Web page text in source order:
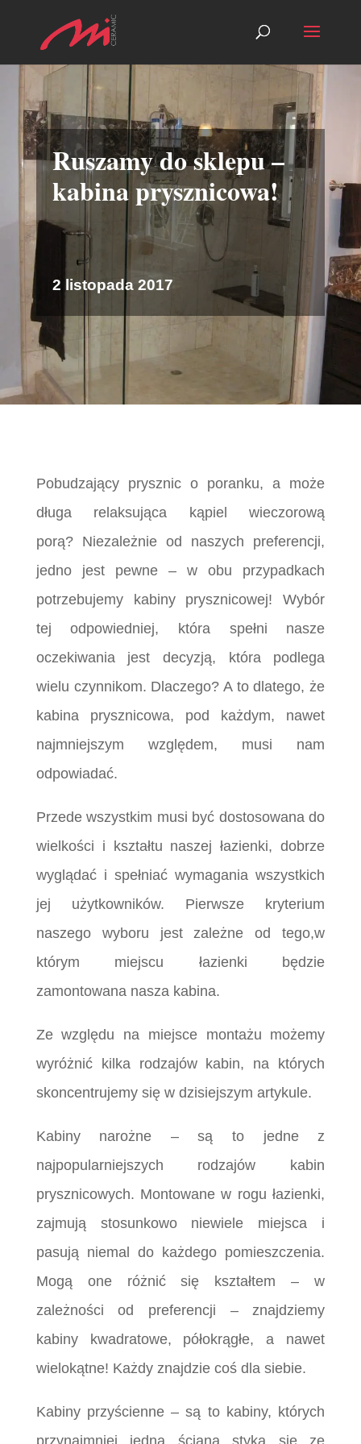
Ruszamy do sklepu –
kabina prysznicowa!
2 listopada 2017
Pobudzający prysznic o poranku, a może
długa relaksująca kąpiel wieczorową
porą? Niezależnie od naszych preferencji,
jedno jest pewne – w obu przypadkach
potrzebujemy kabiny prysznicowej!Wybór
tej odpowiedniej, która spełni nasze
oczekiwania jest decyzją, która podlega
wielu czynnikom. Dlaczego? A to dlatego, że
kabina prysznicowa, pod każdym, nawet
najmniejszym względem, musi nam
odpowiadać.
Przede wszystkim musi być dostosowana do
wielkości i kształtu naszej łazienki, dobrze
wyglądać i spełniać wymagania wszystkich
jej użytkowników. Pierwsze kryterium
naszego wyboru jest zależne od tego,w
którym miejscu łazienki będzie
zamontowana nasza kabina.
Ze względu na miejsce montażu możemy
wyróżnić kilka rodzajów kabin, na których
skoncentrujemy się w dzisiejszym artykule.
Kabiny narożne – są to jedne z
najpopularniejszych rodzajów kabin
prysznicowych. Montowane w rogu łazienki,
zajmują stosunkowo niewiele miejsca i
pasują niemal do każdego pomieszczenia.
Mogą one różnić się kształtem – w
zależności od preferencji – znajdziemy
kabiny kwadratowe, półokrągłe, a nawet
wielokątne! Każdy znajdzie coś dla siebie.
Kabiny przyścienne – są to kabiny, których
przynajmniej jedna ściana styka się ze